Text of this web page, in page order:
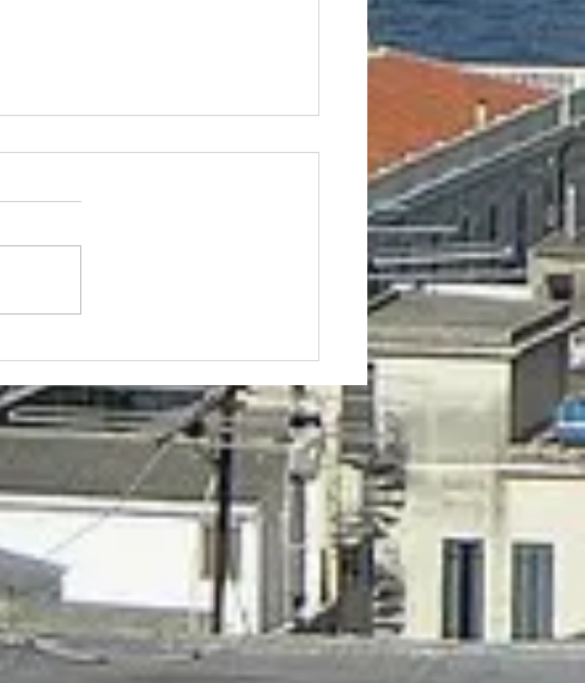
l’amministratore deve
intervenire, quando serve
l’assemblea e cosa devono
sapere i proprietari